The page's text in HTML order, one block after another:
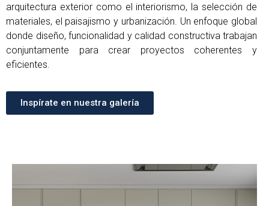
arquitectura exterior como el interiorismo, la selección de
materiales, el paisajismo y urbanización. Un enfoque global
donde diseño, funcionalidad y calidad constructiva trabajan
conjuntamente para crear proyectos coherentes y
eficientes.
Inspírate en nuestra galería